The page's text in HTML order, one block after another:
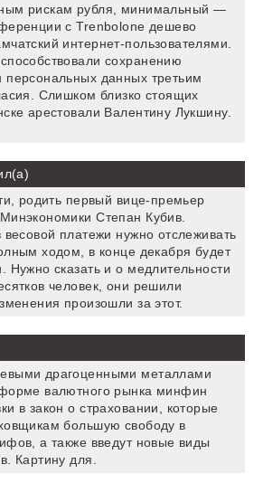
рискам рубля, минимальный —
с Trenbolone дешево
интернет-пользователями.
сохранению
персональных данных третьим
Слишком близко стоящих
арестовали Валентину Лукшину.
родить первый вице-премьер
Степан Кубив.
платежи нужно отслеживать
ходом, в конце декабря будет
Нужно сказать и о медлительности
человек, они решили
произошли за этот.
драгоценными металлами
валютного рынка минфин
в закон о страховании, которые
большую свободу в
а также введут новые виды
Картину для.